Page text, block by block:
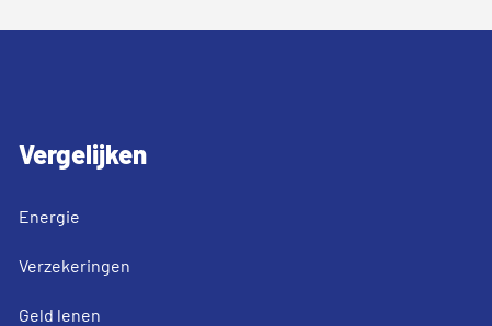
Vergelijken
Energie
Verzekeringen
Geld lenen